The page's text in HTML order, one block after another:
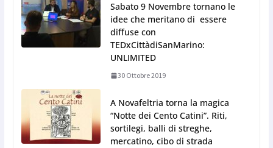
Sabato 9 Novembre tornano le
idee che meritano di essere
diffuse con
TEDxCittàdiSanMarino:
UNLIMITED
30 Ottobre 2019
A Novafeltria torna la magica
“Notte dei Cento Catini”. Riti,
sortilegi, balli di streghe,
mercatino, cibo di strada